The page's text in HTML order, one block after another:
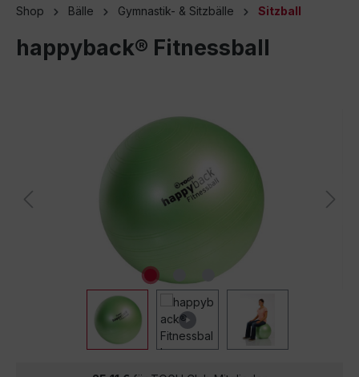
Shop Bälle Gymnastik- & Sitzbälle Sitzball
happyback® Fitnessball